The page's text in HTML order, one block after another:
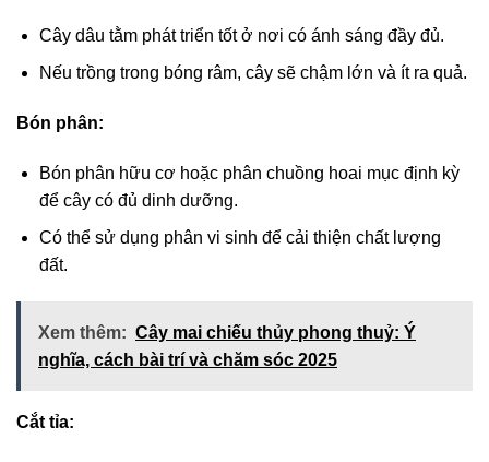
Cây dâu tằm phát triển tốt ở nơi có ánh sáng đầy đủ.
Nếu trồng trong bóng râm, cây sẽ chậm lớn và ít ra quả.
Bón phân:
Bón phân hữu cơ hoặc phân chuồng hoai mục định kỳ
để cây có đủ dinh dưỡng.
Có thể sử dụng phân vi sinh để cải thiện chất lượng
đất.
Xem thêm: Cây mai chiếu thủy phong thuỷ: Ý
nghĩa, cách bài trí và chăm sóc 2025
Cắt tỉa: